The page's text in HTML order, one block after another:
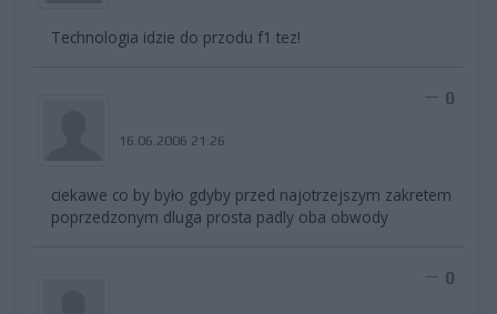
Technologia idzie do przodu f1 tez!
16.06.2006 21:26
0
ciekawe co by było gdyby przed najotrzejszym zakretem
poprzedzonym dluga prosta padly oba obwody
0